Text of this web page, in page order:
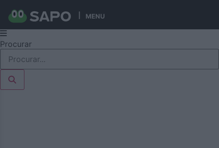
MENU
Pular
para
conteúdo
Procurar